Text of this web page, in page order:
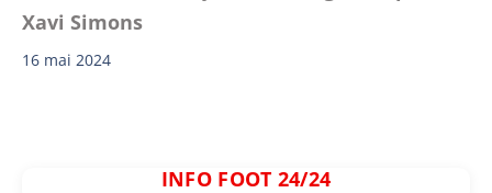
Xavi Simons
16 mai 2024
INFO FOOT 24/24